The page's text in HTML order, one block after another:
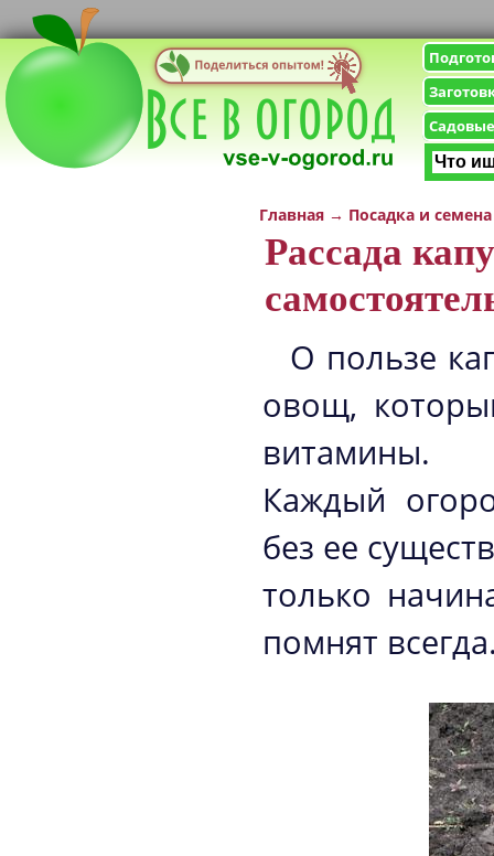
Главная → Посадка и семена
Рассада
О пользе
овощ,
витамины.
Каждый
без ее
только
помнят